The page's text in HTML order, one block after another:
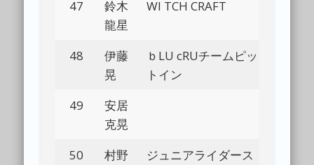
47
鈴木
龍星
WI TCH CRAFT
48
伊藤
晃
ｂLU cRUチームピッ
トイン
49
安居
克晃
50
村野
ジュニアライダース